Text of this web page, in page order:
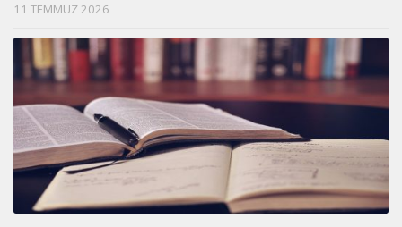
11 TEMMUZ 2026